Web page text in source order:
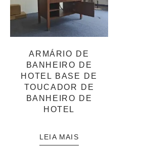
ARMÁRIO DE
BANHEIRO DE
HOTEL BASE DE
TOUCADOR DE
BANHEIRO DE
HOTEL
LEIA MAIS